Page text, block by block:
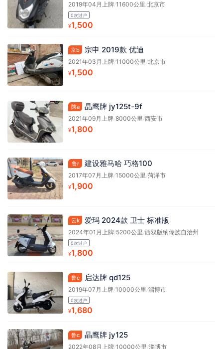
2019年04月上牌/11600公里/北京市
0次过户
¥1,500
京b 宗申 2019款 优迪
2021年03月上牌/11000公里/北京市
¥1,500
陕a 晶鹰牌 jy125t-9f
2021年09月上牌/8000公里/西安市
¥1,800
鲁r 建设雅马哈 巧格100
2017年07月上牌/15000公里/菏泽市
¥1,900
云k 爱玛 2024款 卫士 标准版
2024年01月上牌/5200公里/西双版纳傣族自治州
0次过户
¥1,800
鲁c 启达牌 qd125
2019年07月上牌/10000公里/淄博市
0次过户
¥1,680
鲁c 晶鹰牌 jy125
2022年08月上牌/10000公里/淄博市